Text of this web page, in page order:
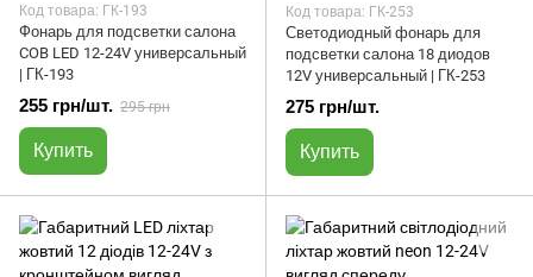
Код товара: ГК-193
Фонарь для подсветки салона
COB LED 12-24V универсальный
| ГК-193
255 грн/шт. 295 грн
Купить
Код товара: ГК-253
Светодиодный фонарь для
подсветки салона 18 диодов
12V универсальный | ГК-253
275 грн/шт.
Купить